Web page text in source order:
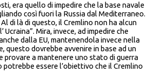
era quello di impedire che la base navale
così fuori la Russia dal Mediterraneo.
di là di questo, il Cremlino non ha alcun
Mira, invece, ad impedire che
dalla EU, mantenendola invece nella
dovrebbe avvenire in base ad un
provare a mantenere uno stato di guerra
potrebbe essere l’obiettivo che il Cremlino